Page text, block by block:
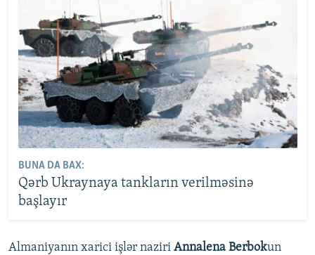
BUNA DA BAX:
Qərb Ukraynaya tankların verilməsinə
başlayır
Almaniyanın xarici işlər naziri Annalena Berbokun